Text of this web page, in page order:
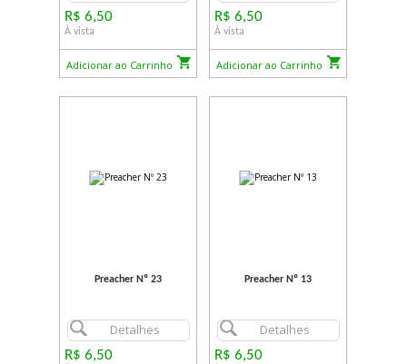
R$ 6,50
À vista
Adicionar ao Carrinho
R$ 6,50
À vista
Adicionar ao Carrinho
Preacher Nº 23
Detalhes
R$ 6,50
Preacher Nº 13
Detalhes
R$ 6,50